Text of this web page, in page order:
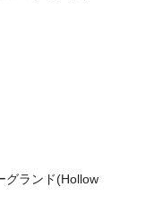
グランド(Hollow